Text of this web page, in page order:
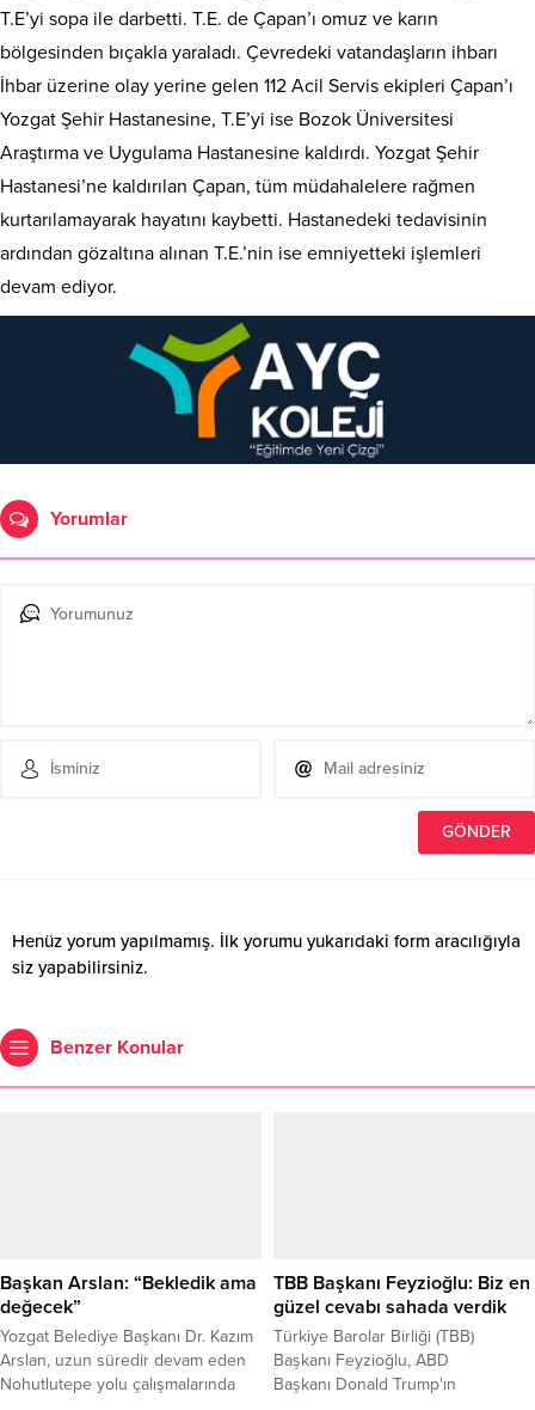
T.E’yi sopa ile darbetti. T.E. de Çapan’ı omuz ve karın
bölgesinden bıçakla yaraladı. Çevredeki vatandaşların ihbarı
İhbar üzerine olay yerine gelen 112 Acil Servis ekipleri Çapan’ı
Yozgat Şehir Hastanesine, T.E’yi ise Bozok Üniversitesi
Araştırma ve Uygulama Hastanesine kaldırdı. Yozgat Şehir
Hastanesi’ne kaldırılan Çapan, tüm müdahalelere rağmen
kurtarılamayarak hayatını kaybetti. Hastanedeki tedavisinin
ardından gözaltına alınan T.E.’nin ise emniyetteki işlemleri
devam ediyor.
Yorumlar
Henüz yorum yapılmamış. İlk yorumu yukarıdaki form aracılığıyla
siz yapabilirsiniz.
Benzer Konular
Başkan Arslan: “Bekledik ama
değecek”
Yozgat Belediye Başkanı Dr. Kazım
Arslan, uzun süredir devam eden
Nohutlutepe yolu çalışmalarında
TBB Başkanı Feyzioğlu: Biz en
güzel cevabı sahada verdik
Türkiye Barolar Birliği (TBB)
Başkanı Feyzioğlu, ABD
Başkanı Donald Trump'ın